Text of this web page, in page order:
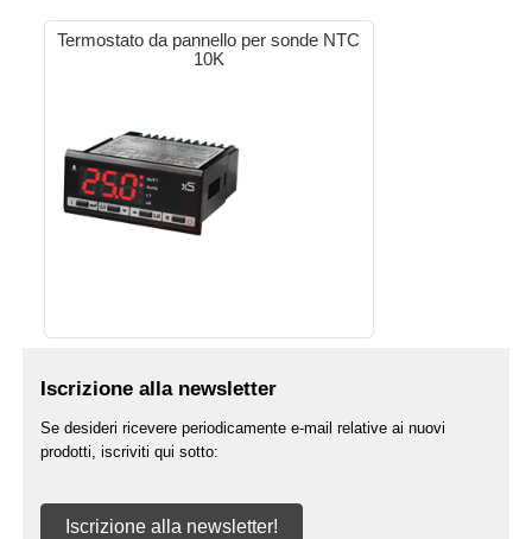
Termostato da pannello per sonde NTC
10K
Iscrizione alla newsletter
Se desideri ricevere periodicamente e-mail relative ai nuovi
prodotti, iscriviti qui sotto:
Iscrizione alla newsletter!